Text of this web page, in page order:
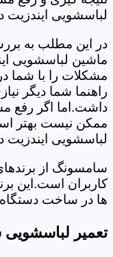
لباسشویی ایندزیت
در این مطلب به
ماشین لباسشویی
مشکلات را با شما
راهنما شما دیگر
داشت.اما اگر رفع
ممکن نیست بهتر
لباسشویی ایندزیت
سامسونگ از
کاربران است.این
ها در ساخت
تعمیر لباسشویی